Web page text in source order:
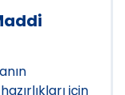
için